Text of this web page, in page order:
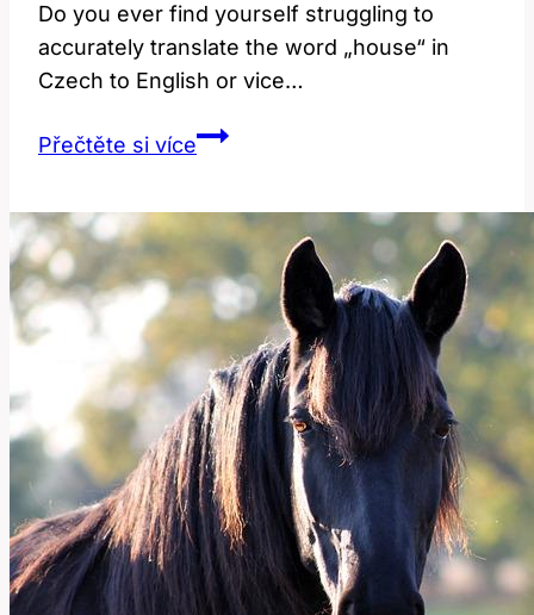
Do you ever‌ find yourself struggling to
accurately ⁢translate ‍the word „house“ in
Czech⁣ to English ⁣or vice…
Přečtěte si víceHouse:
význam
anglicko-
českém
kontextu!